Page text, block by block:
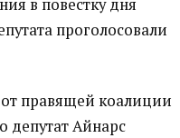
в повестку дня
проголосовали
правящей коалиции
депутат Айнарс